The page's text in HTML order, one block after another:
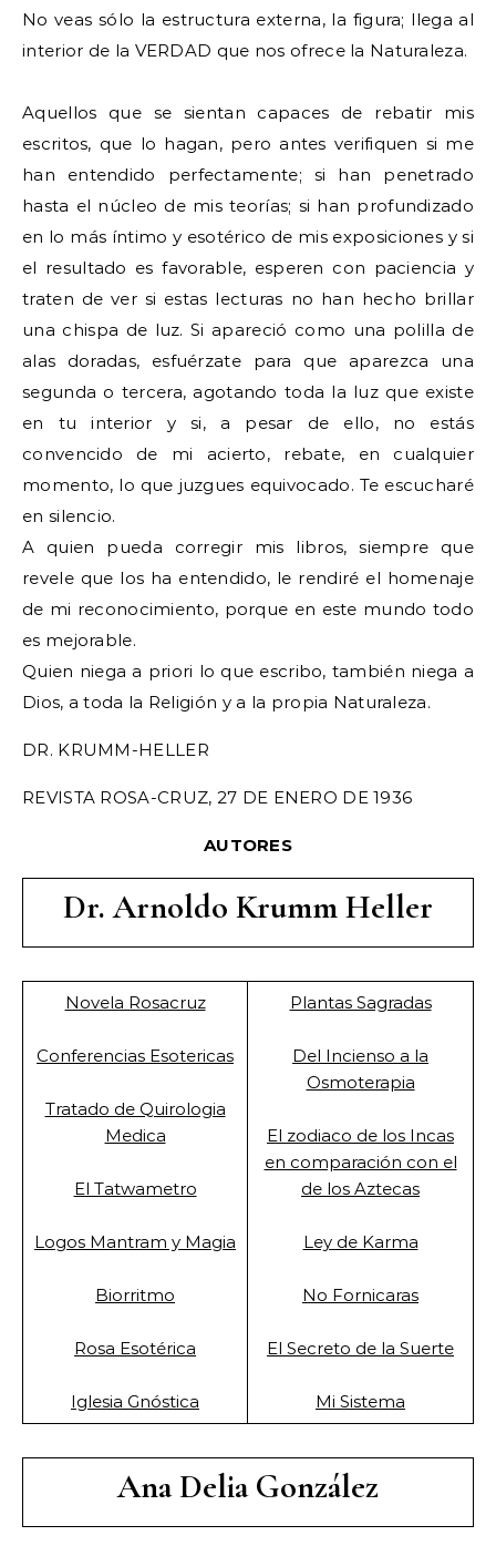
No veas sólo la estructura externa, la figura; llega al
interior de la VERDAD que nos ofrece la Naturaleza.
Aquellos que se sientan capaces de rebatir mis
escritos, que lo hagan, pero antes verifiquen si me
han entendido perfectamente; si han penetrado
hasta el núcleo de mis teorías; si han profundizado
en lo más íntimo y esotérico de mis exposiciones y si
el resultado es favorable, esperen con paciencia y
traten de ver si estas lecturas no han hecho brillar
una chispa de luz. Si apareció como una polilla de
alas doradas, esfuérzate para que aparezca una
segunda o tercera, agotando toda la luz que existe
en tu interior y si, a pesar de ello, no estás
convencido de mi acierto, rebate, en cualquier
momento, lo que juzgues equivocado. Te escucharé
en silencio.
A quien pueda corregir mis libros, siempre que
revele que los ha entendido, le rendiré el homenaje
de mi reconocimiento, porque en este mundo todo
es mejorable.
Quien niega a priori lo que escribo, también niega a
Dios, a toda la Religión y a la propia Naturaleza.
DR. KRUMM-HELLER
REVISTA ROSA-CRUZ, 27 DE ENERO DE 1936
AUTORES
Dr. Arnoldo Krumm Heller
Novela Rosacruz
Conferencias Esotericas
Tratado de Quirologia
Medica
El Tatwametro
Logos Mantram y Magia
Biorritmo
Rosa Esotérica
Iglesia Gnóstica
Plantas Sagradas
Del Incienso a la
Osmoterapia
El zodiaco de los Incas
en comparación con el
de los Aztecas
Ley de Karma
No Fornicaras
El Secreto de la Suerte
Mi Sistema
Ana Delia González